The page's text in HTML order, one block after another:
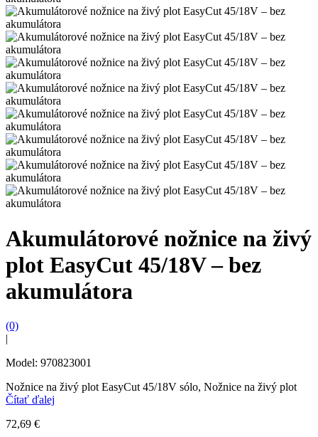
Akumulátorové nožnice na živý
plot EasyCut 45/18V – bez
akumulátora
(0)
|
Model: 970823001
Nožnice na živý plot EasyCut 45/18V sólo, Nožnice na živý plot
Čítať ďalej
72,69 €